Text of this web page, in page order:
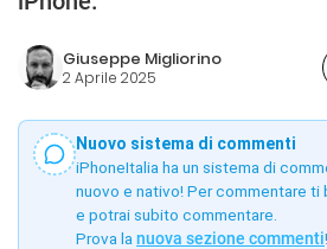
Giuseppe Migliorino
2 Aprile 2025
Nuovo sistema di commenti
iPhoneItalia ha un sistema di
nuovo e nativo! Per commentare ti
e potrai subito commentare.
Prova la nuova sezione commenti!